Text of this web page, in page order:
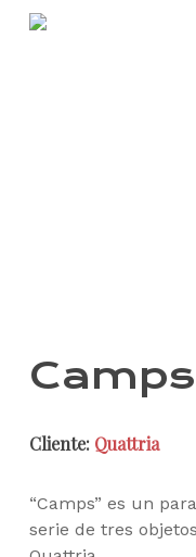
Skip
Camps
Cliente: Quattria
“Camps” es un
serie de tres